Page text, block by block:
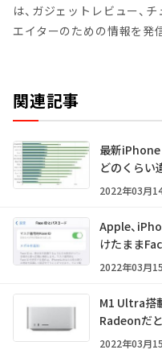
は、ガジェットレビュー、
エイターのための情報を発
関連記事
最新
どのくらい
2022年03月
Apple、
けたまま
2022年03月
M1 Ultra搭
Radeonだ
2022年03月